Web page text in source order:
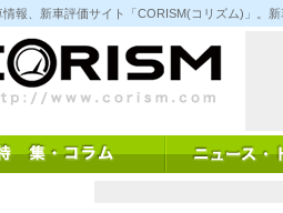
情報、新車評価サイト「CORISM(コリズム)」。